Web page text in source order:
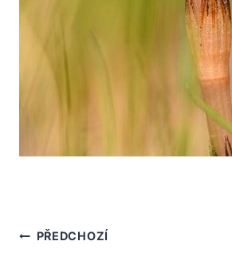
Navigace
PŘEDCHOZÍ